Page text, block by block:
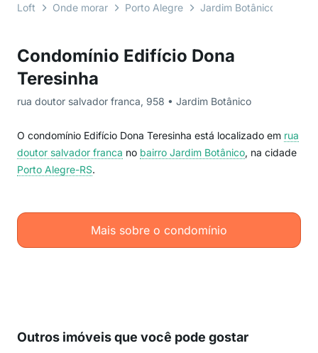
Condomínio Edifício Dona
Teresinha
rua doutor salvador franca, 958 • Jardim Botânico
O condomínio Edifício Dona Teresinha está localizado em rua
doutor salvador franca no bairro Jardim Botânico, na cidade
Porto Alegre-RS.
Mais sobre o condomínio
Loft Onde morar Porto Alegre Jardim Botânico
Outros imóveis que você pode gostar